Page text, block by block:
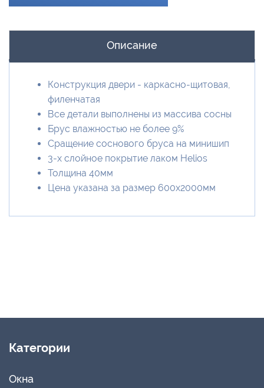
Описание
Конструкция двери - каркасно-щитовая,
филенчатая
Все детали выполнены из массива сосны
Брус влажностью не более 9%
Сращение соснового бруса на минишип
3-х слойное покрытие лаком Helios
Толщина 40мм
Цена указана за размер 600х2000мм
Категории
Окна